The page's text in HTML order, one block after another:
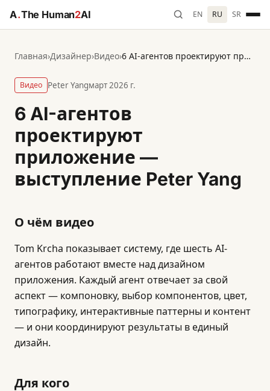
A.The Human2AI EN RU SR
Главная›Дизайнер›Видео› 6 AI-агентов проектируют приложение — выступление Peter Yang
Видео Peter Yangмарт 2026 г.
6 AI-агентов
проектируют
приложение —
выступление Peter Yang
О чём видео
Tom Krcha показывает систему, где шесть AI-
агентов работают вместе над дизайном
приложения. Каждый агент отвечает за свой
аспект — компоновку, выбор компонентов, цвет,
типографику, интерактивные паттерны и контент
— и они координируют результаты в единый
дизайн.
Для кого